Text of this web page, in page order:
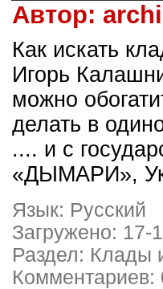
Автор: archi
Как искать
Игорь
можно
делать в
.... и с
«ДЫМАРИ»,
Язык: Русский
Загружено: 17-
Раздел: Клады
Комментариев: